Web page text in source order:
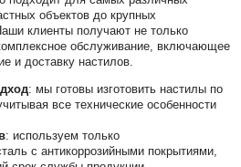
объектов до крупных
клиенты получают не только
обслуживание, включающее
и доставку настилов.
: мы готовы изготовить настилы по
все технические особенности
: используем только
с антикоррозийными покрытиями,